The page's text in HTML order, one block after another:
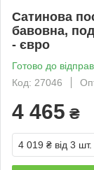
Сатинова
бавовна,
- євро
Готово до
Код: 27046
4 465 ₴
4 019 ₴ від 3 шт.